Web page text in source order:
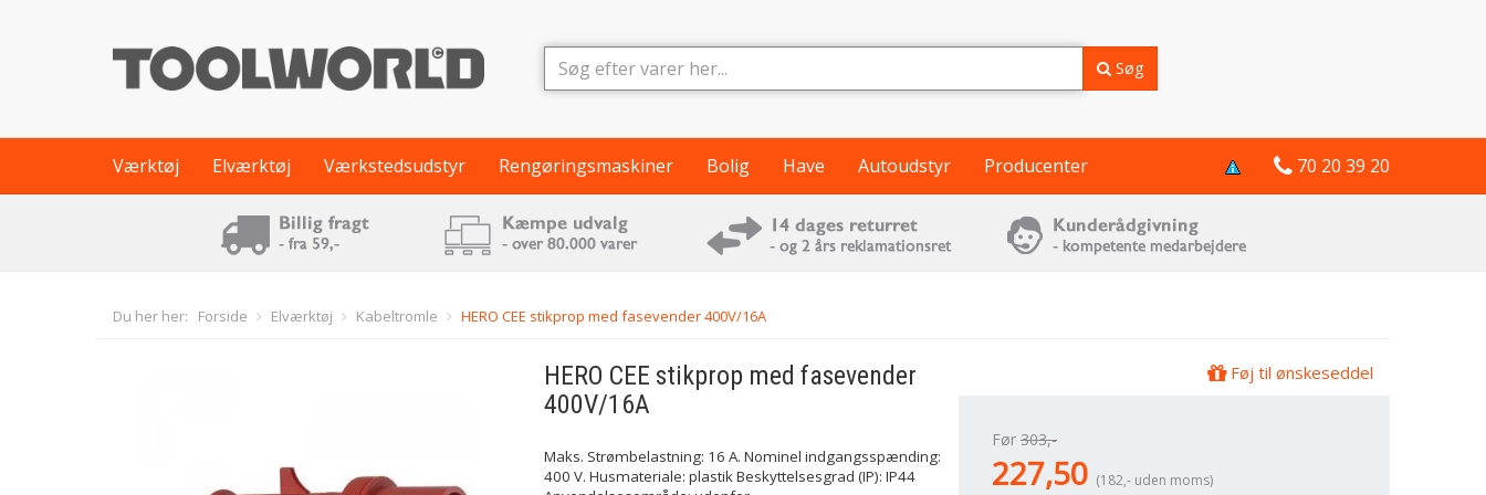
Søg
Værktøj Elværktøj Værkstedsudstyr Rengøringsmaskiner Bolig Have Autoudstyr Producenter 70 20 39 20
Du her her: Forside Elværktøj Kabeltromle HERO CEE stikprop med fasevender 400V/16A
HERO CEE stikprop med fasevender
400V/16A
Maks. Strømbelastning: 16 A. Nominel indgangsspænding:
400 V. Husmateriale: plastik Beskyttelsesgrad (IP): IP44
Føj til ønskeseddel
Før 303,-
227,50 (182,- uden moms)